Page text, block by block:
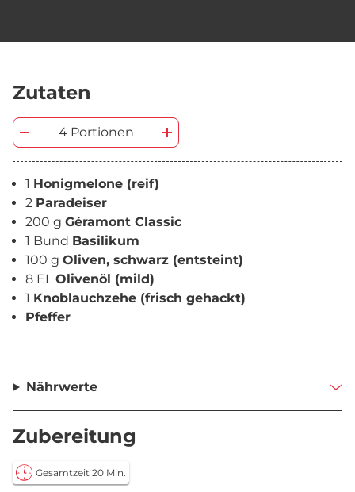
Zutaten
4 Portionen
1 Honigmelone (reif)
2 Paradeiser
200 g Géramont Classic
1 Bund Basilikum
100 g Oliven, schwarz (entsteint)
8 ELOlivenöl (mild)
1 Knoblauchzehe (frisch gehackt)
Pfeffer
Nährwerte
Zubereitung
Gesamtzeit 20 Min.